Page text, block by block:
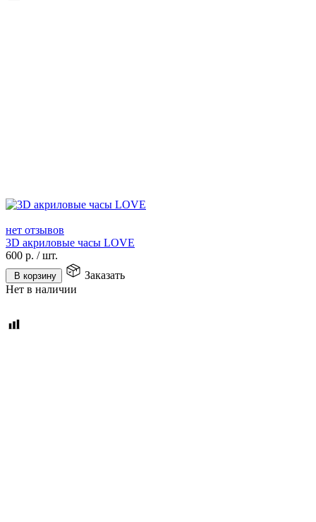
нет отзывов
3D акриловые часы LOVE
600 р. /шт.
В корзину
Заказать
Нет в наличии